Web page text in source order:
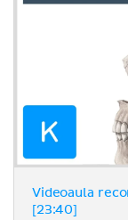
Videoaula
[23:40]